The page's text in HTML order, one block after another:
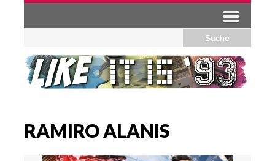
RAMIRO ALANIS